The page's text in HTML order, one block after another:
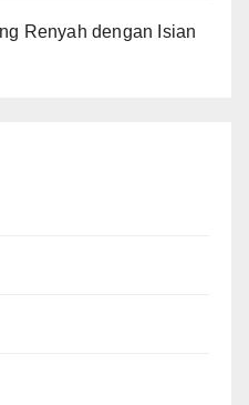
Renyah dengan Isian